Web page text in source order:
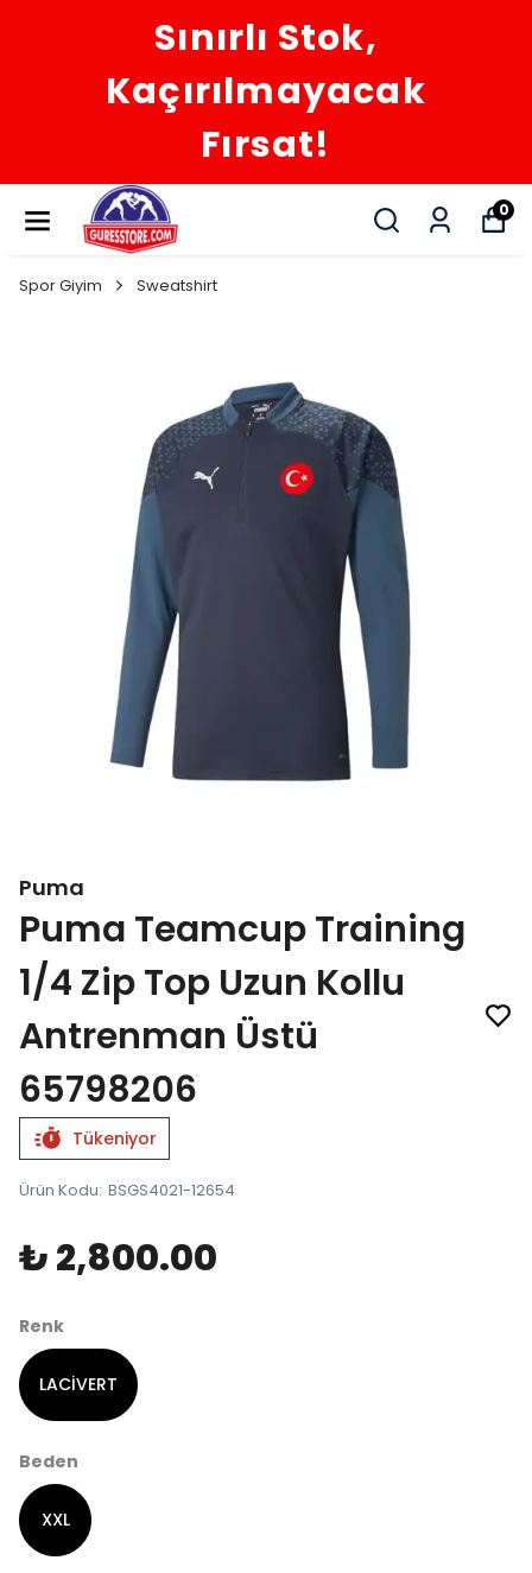
Sınırlı Stok,
Kaçırılmayacak
Fırsat!
0
Spor Giyim Sweatshirt
Puma
Puma Teamcup Training
1/4 Zip Top Uzun Kollu
Antrenman Üstü
65798206
Tükeniyor
Ürün Kodu: BSGS4021-12654
₺ 2,800.00
Renk
LACİVERT
Beden
XXL